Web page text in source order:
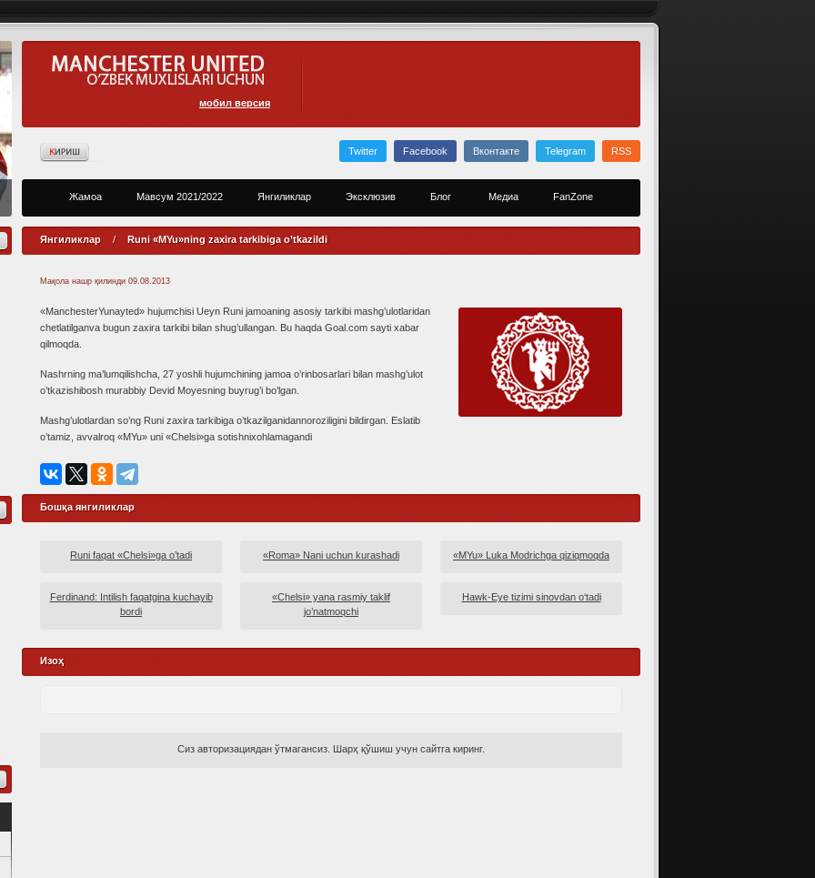
мобил версия
Twitter Facebook Вконтакте Telegram RSS
Жамоа Мавсум 2021/2022 Янгиликлар Эксклюзив Блог Медиа FanZone
Янгиликлар / Runi «MYu»ning zaxira tarkibiga o’tkazildi
Мақола нашр қилинди 09.08.2013
«ManchesterYunayted» hujumchisi Ueyn Runi jamoaning asosiy tarkibi mashg’ulotlaridan
chetlatilganva bugun zaxira tarkibi bilan shug’ullangan. Bu haqda Goal.com sayti xabar
qilmoqda.
Nashrning ma’lumqilishcha, 27 yoshli hujumchining jamoa o’rinbosarlari bilan mashg’ulot
o’tkazishibosh murabbiy Devid Moyesning buyrug’i bo’lgan.
Mashg’ulotlardan so’ng Runi zaxira tarkibiga o’tkazilganidannoroziligini bildirgan. Eslatib
o’tamiz, avvalroq «MYu» uni «Chelsi»ga sotishnixohlamagandi
Бошқа янгиликлар
Runi faqat «Chelsi»ga o’tadi «Roma» Nani uchun kurashadi «MYu» Luka Modrichga qiziqmoqda
Ferdinand: Intilish faqatgina kuchayib
bordi
«Chelsi» yana rasmiy taklif
jo’natmoqchi
Hawk-Eye tizimi sinovdan o‘tadi
Изоҳ
Сиз авторизациядан ўтмагансиз. Шарҳ қўшиш учун сайтга киринг.